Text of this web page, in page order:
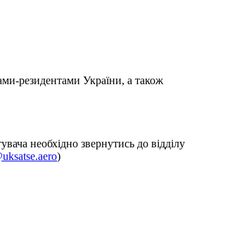
резидентами України, а також
необхідно звернутись до відділу
)